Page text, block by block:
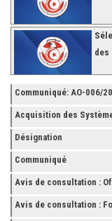
des
Communiqué: AO-006/
Acquisition des
Désignation
Communiqué
Avis de consultation :
et finition de
Avis de consultation :